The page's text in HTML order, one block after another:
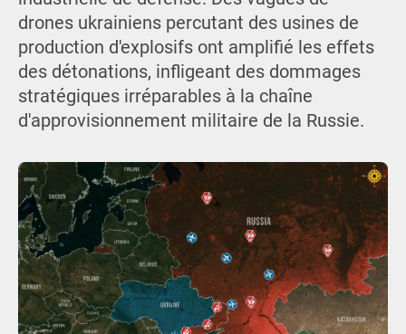
drones ukrainiens percutant des usines de
production d'explosifs ont amplifié les effets
des détonations, infligeant des dommages
stratégiques irréparables à la chaîne
d'approvisionnement militaire de la Russie.